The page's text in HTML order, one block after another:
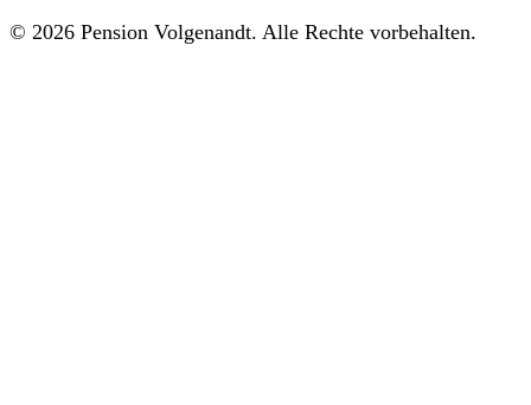
© 2026 Pension Volgenandt. Alle Rechte vorbehalten.